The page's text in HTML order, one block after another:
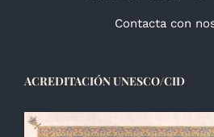
Contacta con
ACREDITACIÓN UNESCO/CID